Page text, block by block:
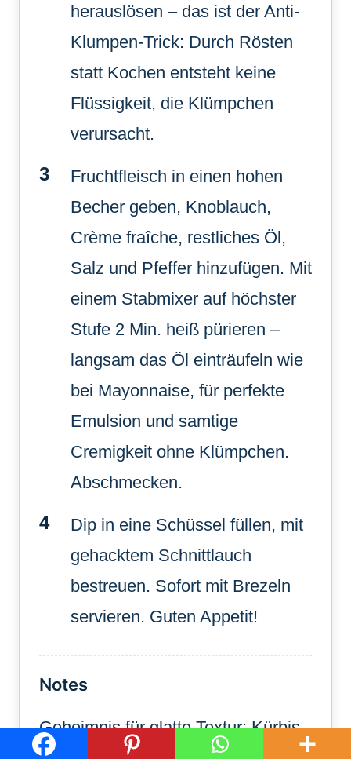
herauslösen – das ist der Anti-
Klumpen-Trick: Durch Rösten
statt Kochen entsteht keine
Flüssigkeit, die Klümpchen
verursacht.
Fruchtfleisch in einen hohen
Becher geben, Knoblauch,
Crème fraîche, restliches Öl,
Salz und Pfeffer hinzufügen. Mit
einem Stabmixer auf höchster
Stufe 2 Min. heiß pürieren –
langsam das Öl einträufeln wie
bei Mayonnaise, für perfekte
Emulsion und samtige
Cremigkeit ohne Klümpchen.
Abschmecken.
Dip in eine Schüssel füllen, mit
gehacktem Schnittlauch
bestreuen. Sofort mit Brezeln
servieren. Guten Appetit!
Notes
Geheimnis für glatte Textur: Kürbis